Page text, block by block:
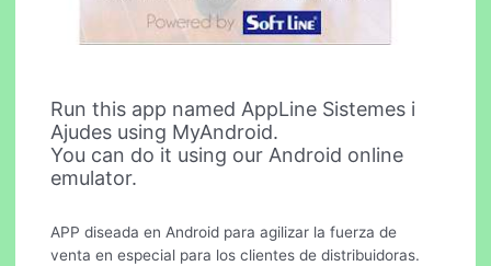
Run this app named AppLine Sistemes i
Ajudes using MyAndroid.
You can do it using our Android online
emulator.
APP diseada en Android para agilizar la fuerza de
venta en especial para los clientes de distribuidoras.